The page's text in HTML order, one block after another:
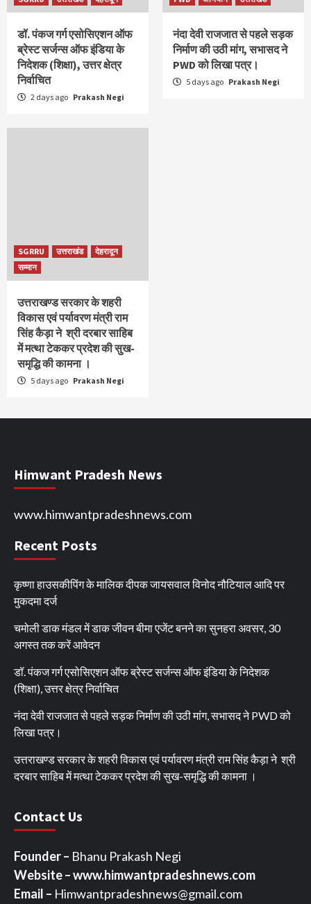
डॉ. पंकज गर्ग एसोसिएशन ऑफ
ब्रेस्ट सर्जन्स ऑफ इंडिया के
निदेशक (शिक्षा), उत्तर क्षेत्र
निर्वाचित
2 days ago Prakash Negi
नंदा देवी राजजात से पहले सड़क
निर्माण की उठी मांग, सभासद ने
PWD को लिखा पत्र।
5 days ago Prakash Negi
SGRRU उत्तराखंड
देहरादून
सम्मान
उत्तराखण्ड सरकार के शहरी
विकास एवं पर्यावरण मंत्री राम
सिंह कैड़ा ने श्री दरबार साहिब
में मत्था टेककर प्रदेश की सुख-
समृद्धि की कामना ।
5 days ago Prakash Negi
Himwant Pradesh News
www.himwantpradeshnews.com
Recent Posts
कृष्णा हाउसकीपिंग के मालिक दीपक जायसवाल विनोद नौटियाल आदि पर
मुकदमा दर्ज
चमोली डाक मंडल में डाक जीवन बीमा एजेंट बनने का सुनहरा अवसर, 30
अगस्त तक करें आवेदन
डॉ. पंकज गर्ग एसोसिएशन ऑफ ब्रेस्ट सर्जन्स ऑफ इंडिया के निदेशक
(शिक्षा), उत्तर क्षेत्र निर्वाचित
नंदा देवी राजजात से पहले सड़क निर्माण की उठी मांग, सभासद ने PWD को
लिखा पत्र।
उत्तराखण्ड सरकार के शहरी विकास एवं पर्यावरण मंत्री राम सिंह कैड़ा ने श्री
दरबार साहिब में मत्था टेककर प्रदेश की सुख-समृद्धि की कामना ।
Contact Us
Founder – Bhanu Prakash Negi
Website – www.himwantpradeshnews.com
Email – Himwantpradeshnews@gmail.com